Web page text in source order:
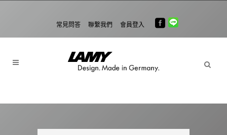
常見問答 聯繫我們 會員登入